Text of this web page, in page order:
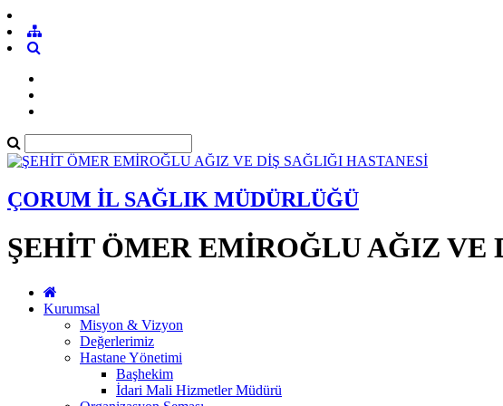
ÇORUM İL SAĞLIK MÜDÜRLÜĞÜ
ŞEHİT ÖMER EMİROĞLU AĞIZ VE
Kurumsal
Misyon & Vizyon
Değerlerimiz
Hastane Yönetimi
Başhekim
İdari Mali Hizmetler Müdürü